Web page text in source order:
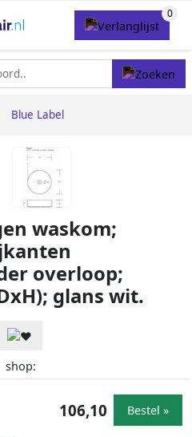
Blue Label
waskom;
overloop;
glans wit.
shop:
106,10 Bestel »